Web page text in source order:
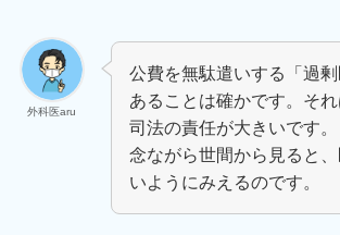
外科医aru
公費を無駄遣いする「過
あることは確かです。そ
司法の責任が大きいです
念ながら世間から見ると
いようにみえるのです。